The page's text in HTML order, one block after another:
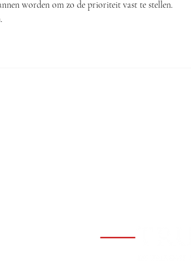
worden om zo de prioriteit vast te stellen.